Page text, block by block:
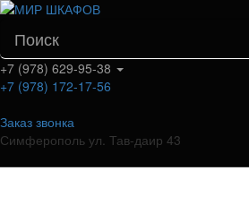
+7 (978) 629-95-38
+7 (978) 172-17-56
Заказ звонка
Симферополь ул. Тав-даир 43